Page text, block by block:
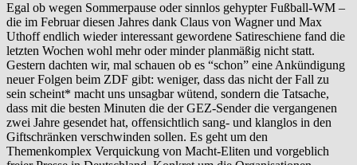
Egal ob wegen Sommerpause oder sinnlos gehypter Fußball-WM –
die im Februar diesen Jahres dank Claus von Wagner und Max
Uthoff endlich wieder interessant gewordene Satireschiene fand die
letzten Wochen wohl mehr oder minder planmäßig nicht statt.
Gestern dachten wir, mal schauen ob es “schon” eine Ankündigung
neuer Folgen beim ZDF gibt: weniger, dass das nicht der Fall zu
sein scheint* macht uns unsagbar wütend, sondern die Tatsache,
dass mit die besten Minuten die der GEZ-Sender die vergangenen
zwei Jahre gesendet hat, offensichtlich sang- und klanglos in den
Giftschränken verschwinden sollen. Es geht um den
Themenkomplex Verquickung von Macht-Eliten und vorgeblich